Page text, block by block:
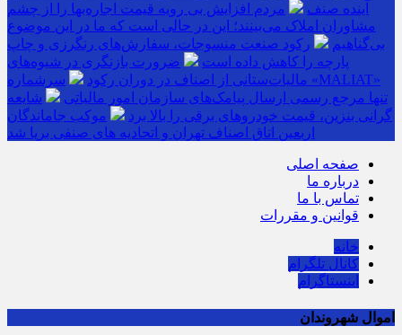
آینده صنف
مردم افزایش بی رویه قیمت اجاره‌بها را از چشم
مشاوران املاک می‌بینند؛ این در حالی است که ما در این موضوع
بی‌گناهیم
رکود صنعت منسوجات، سفارش‌های رنگرزی و چاپ
پارچه را کاهش داده است
ضرورت بازنگری در شیوه‌های
مالیات‌ستانی از اصناف در دوران رکود
سرشماره «MALIAT»
تنها مرجع رسمی ارسال پیامک‌های سازمان امور مالیاتی
شایعه
گرانی بنزین، قیمت خودروهای برقی را بالا برد
موکب جاماندگان
اربعین اتاق اصناف تهران و اتحادیه های صنفی برپا شد
صفحه اصلی
درباره ما
تماس با ما
قوانین و مقررات
خانه
کانال تلگرام
اینستاگرام
اموال شهروندان